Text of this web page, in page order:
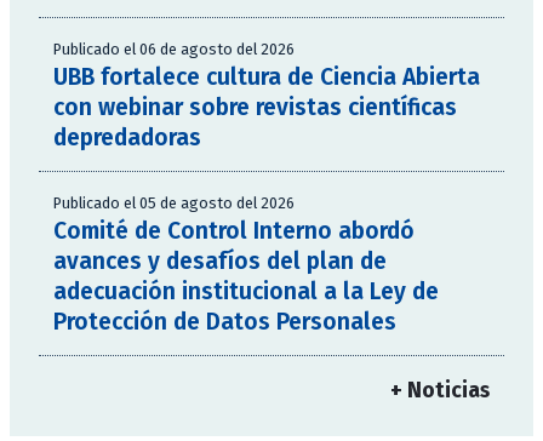
Publicado el 06 de agosto del 2026
UBB fortalece cultura de Ciencia Abierta
con webinar sobre revistas científicas
depredadoras
Publicado el 05 de agosto del 2026
Comité de Control Interno abordó
avances y desafíos del plan de
adecuación institucional a la Ley de
Protección de Datos Personales
+ Noticias